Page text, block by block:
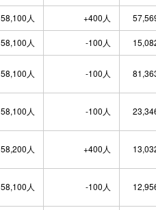
58,100人 +400人
58,100人 -100人
58,100人 -100人
58,100人 -100人
58,200人 +400人
58,100人 -100人